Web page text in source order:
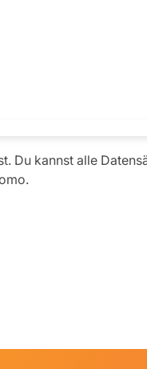
kannst alle